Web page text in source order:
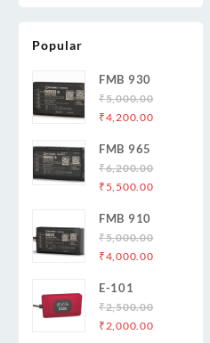
Popular
FMB 930
₹5,000.00
Original
was:
₹5,000.00.
₹4,200.00Current
₹4,200.00.
FMB 965
₹6,200.00
Original
was:
₹6,200.00.
₹ 5,500.00Current
₹5,500.00.
FMB 910
₹5,000.00
Original
was:
₹5,000.00.
₹4,000.00Current
₹4,000.00.
E-101
₹2,500.00
Original
₹2,000.00Current